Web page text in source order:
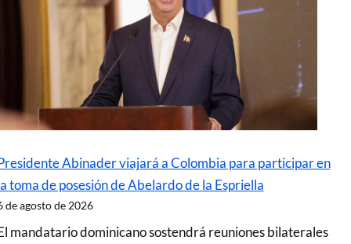
Abinader viajará a Colombia para participar en
toma de posesión de Abelardo de la Espriella
de agosto de 2026
mandatario dominicano sostendrá reuniones bilaterales